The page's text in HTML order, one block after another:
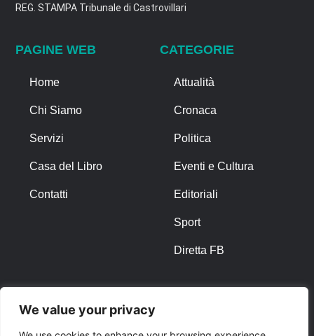
We value your privacy
REG. STAMPA Tribunale di Castrovillari
PAGINE WEB
Home
Chi Siamo
Servizi
Casa del Libro
Contatti
CATEGORIE
Attualità
Cronaca
Politica
Eventi e Cultura
Editoriali
Sport
Diretta FB